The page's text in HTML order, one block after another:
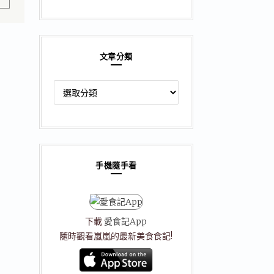
文章分類
章
類
手機隨手看
下載 愛食記App
隨時觀看嵐嵐的最新美食食記!